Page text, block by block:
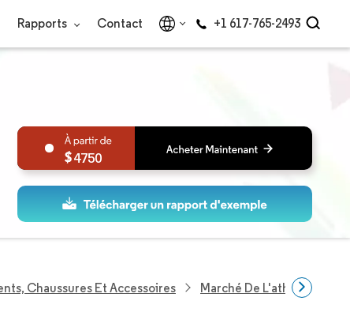
Rapports Contact +1 617-765-2493
4750
Chaussures Et Accessoires Marché De L'athleisure